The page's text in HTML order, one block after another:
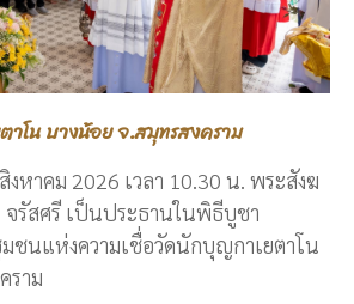
โน บางน้อย จ.สมุทรสงคราม
าคม 2026 เวลา 10.30 น. พระสังฆ
รัสศรี เป็นประธานในพิธีบูชา
ชนแห่งความเชื่อวัดนักบุญกาเยตาโน
ราม